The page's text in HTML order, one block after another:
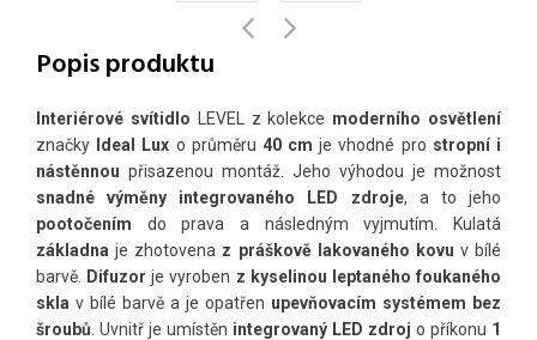
Popis produktu
Interiérové svítidlo LEVEL z kolekce moderního osvětlení
značky
Ideal Lux o průměru 40 cm je vhodné pro stropní i
nástěnnou přisazenou montáž. Jeho výhodou je možnost
snadné výměny integrovaného LED zdroje, a to jeho
pootočením do prava a následným vyjmutím. Kulatá
základnaje zhotovena z práškově lakovaného kovu v bílé
barvě.
Difuzorje vyroben z kyselinou leptaného foukaného
skla v bílé barvě a je opatřen upevňovacím systémem bez
šroubů . Uvnitř je umístěn integrovaný LED zdroj o příkonu 1